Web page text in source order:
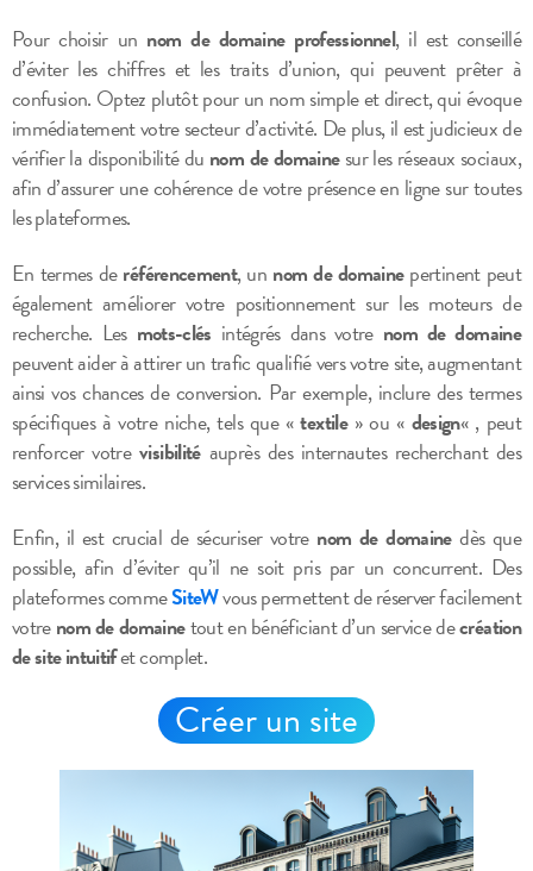
Pour choisir un nom de domaine professionnel, il est conseillé
d’éviter les chiffres et les traits d’union, qui peuvent prêter à
confusion. Optez plutôt pour un nom simple et direct, qui évoque
immédiatement votre secteur d’activité. De plus, il est judicieux de
vérifier la disponibilité du nom de domainesur les réseaux sociaux,
afin d’assurer une cohérence de votre présence en ligne sur toutes
les plateformes.
En termes deréférencement, un nom de domainepertinent peut
également améliorer votre positionnement sur les moteurs de
recherche. Les mots-clés intégrés dans votre nom de domaine
peuvent aider à attirer un trafic qualifié vers votre site, augmentant
ainsi vos chances de conversion. Par exemple, inclure des termes
spécifiques à votre niche, tels que «textile» ou « design« , peut
renforcer votrevisibilitéauprès des internautes recherchant des
services similaires.
Enfin, il est crucial de sécuriser votre nom de domainedès que
possible, afin d’éviter qu’il ne soit pris par un concurrent. Des
plateformes commeSiteWvous permettent de réserver facilement
votrenom de domainetout en bénéficiant d’un service decréation
de site intuitifet complet.
Créer un site